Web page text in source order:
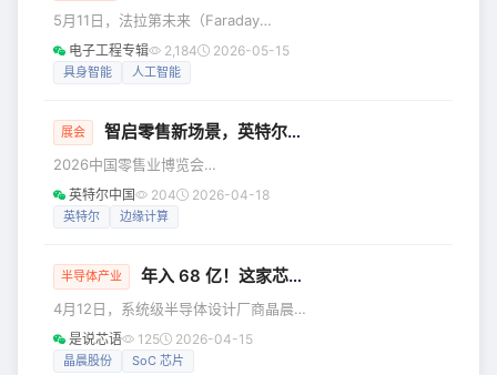
的合作架构。声明指出：“SpaceX AI和Cu
5月11日，法拉第未来（Faraday
Future，简称FF）创始人贾跃亭在社交
平台发布视频，正式宣布公司重大战略
斜，业务聚焦人形与仿生机器人、汽车
上，首阶段将以人形和仿生机器人为
主，汽车机器人为辅。 从造车到"物理AI
生态"，贾跃亭重新出任FF全球CEO 据
电子工程专辑 2,184 2026-05-15
具身智能 人工智能
展会 智启零售新场景，英特尔亮相中国零售业博览会
2026中国零售业博览会
（CHINASHOP）在杭州圆满落幕。作
为全球科技创新的驱动者，英特尔亮相
达银络、多点数智等生态伙伴，共同展
的零售AI整体解决方案，分享实践心得
与行业洞察，推动零售行业迈向智能化
新阶段。 “ 随着越来越多的零售商超将
英特尔中国 204 2026-04-18
英特尔 边缘计算
半导体产业 年入 68 亿！这家芯片龙头拟赴港 “A+H” 上市
4月12日，系统级半导体设计厂商晶晨半
导体（上海）股份有限公司（下称“晶晨
股份”）正式向港交所递交招股书，拟于
是说芯语 125 2026-04-15
晶晨股份 SoC 芯片